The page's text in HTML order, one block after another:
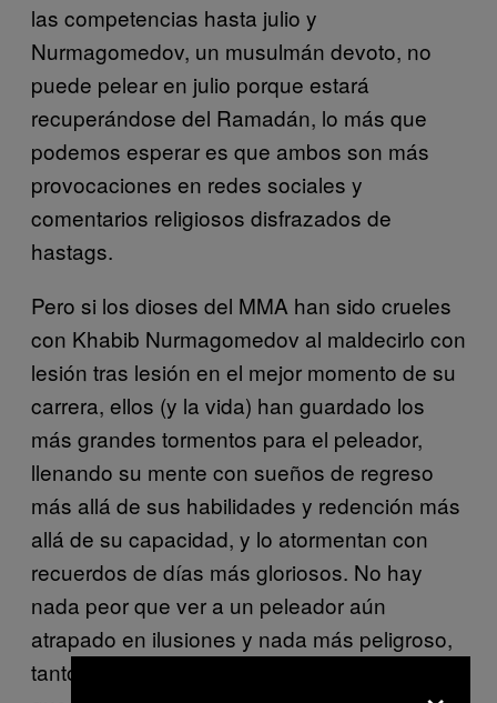
las competencias hasta julio y
Nurmagomedov, un musulmán devoto, no
puede pelear en julio porque estará
recuperándose del Ramadán, lo más que
podemos esperar es que ambos son más
provocaciones en redes sociales y
comentarios religiosos disfrazados de
hastags.
Pero si los dioses del MMA han sido crueles
con Khabib Nurmagomedov al maldecirlo con
lesión tras lesión en el mejor momento de su
carrera, ellos (y la vida) han guardado los
más grandes tormentos para el peleador,
llenando su mente con sueños de regreso
más allá de sus habilidades y redención más
allá de su capacidad, y lo atormentan con
recuerdos de días más gloriosos. No hay
nada peor que ver a un peleador aún
atrapado en ilusiones y nada más peligroso,
tanto para el peleador como para aquellos